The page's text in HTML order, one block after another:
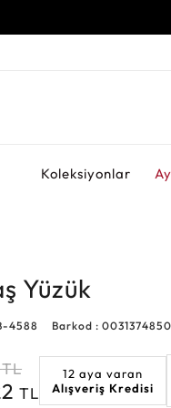
Koleksiyonlar
Yüzük
4588 Barkod :
TL
TL
12 aya varan
Alışveriş Kredisi